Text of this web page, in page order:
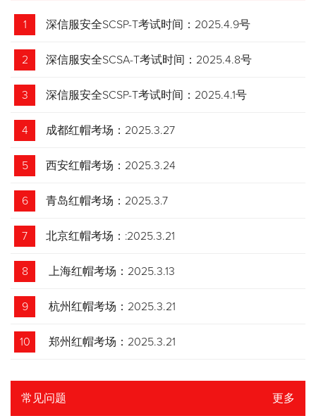
1 深信服安全SCSP-T考试时间：2025.4.9号
2 深信服安全SCSA-T考试时间：2025.4.8号
3 深信服安全SCSP-T考试时间：2025.4.1号
4 成都红帽考场：2025.3.27
5 西安红帽考场：2025.3.24
6 青岛红帽考场：2025.3.7
7 北京红帽考场：:2025.3.21
8 上海红帽考场：2025.3.13
9 杭州红帽考场：2025.3.21
10 郑州红帽考场：2025.3.21
常见问题 更多